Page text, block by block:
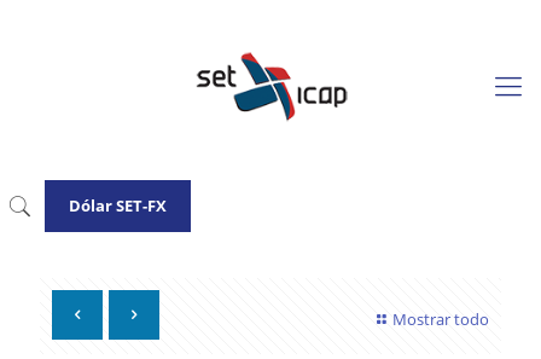
Dólar SET-FX
Mostrar todo